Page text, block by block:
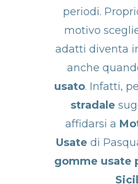
periodi.
motivo
adatti diventa
anche
usato. Infatti,
stradale
affidarsi a
Usate di
gomme usate